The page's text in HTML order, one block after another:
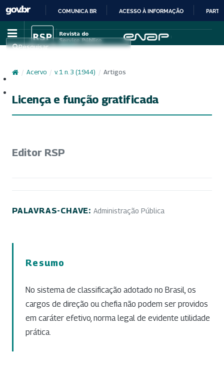
IR
PARA
CONTEÚDO
COMUNICA BR ACESSO À INFORMAÇÃO
Pesquisar
/ Acervo / v. 1 n. 3 (1944) / Artigos
Licença e função gratificada
Editor RSP
PALAVRAS-CHAVE: Administração Pública
Resumo
No sistema de classificação adotado no Brasil, os
cargos de direção ou chefia não podem ser providos
em caráter efetivo, norma legal de evidente utilidade
prática.